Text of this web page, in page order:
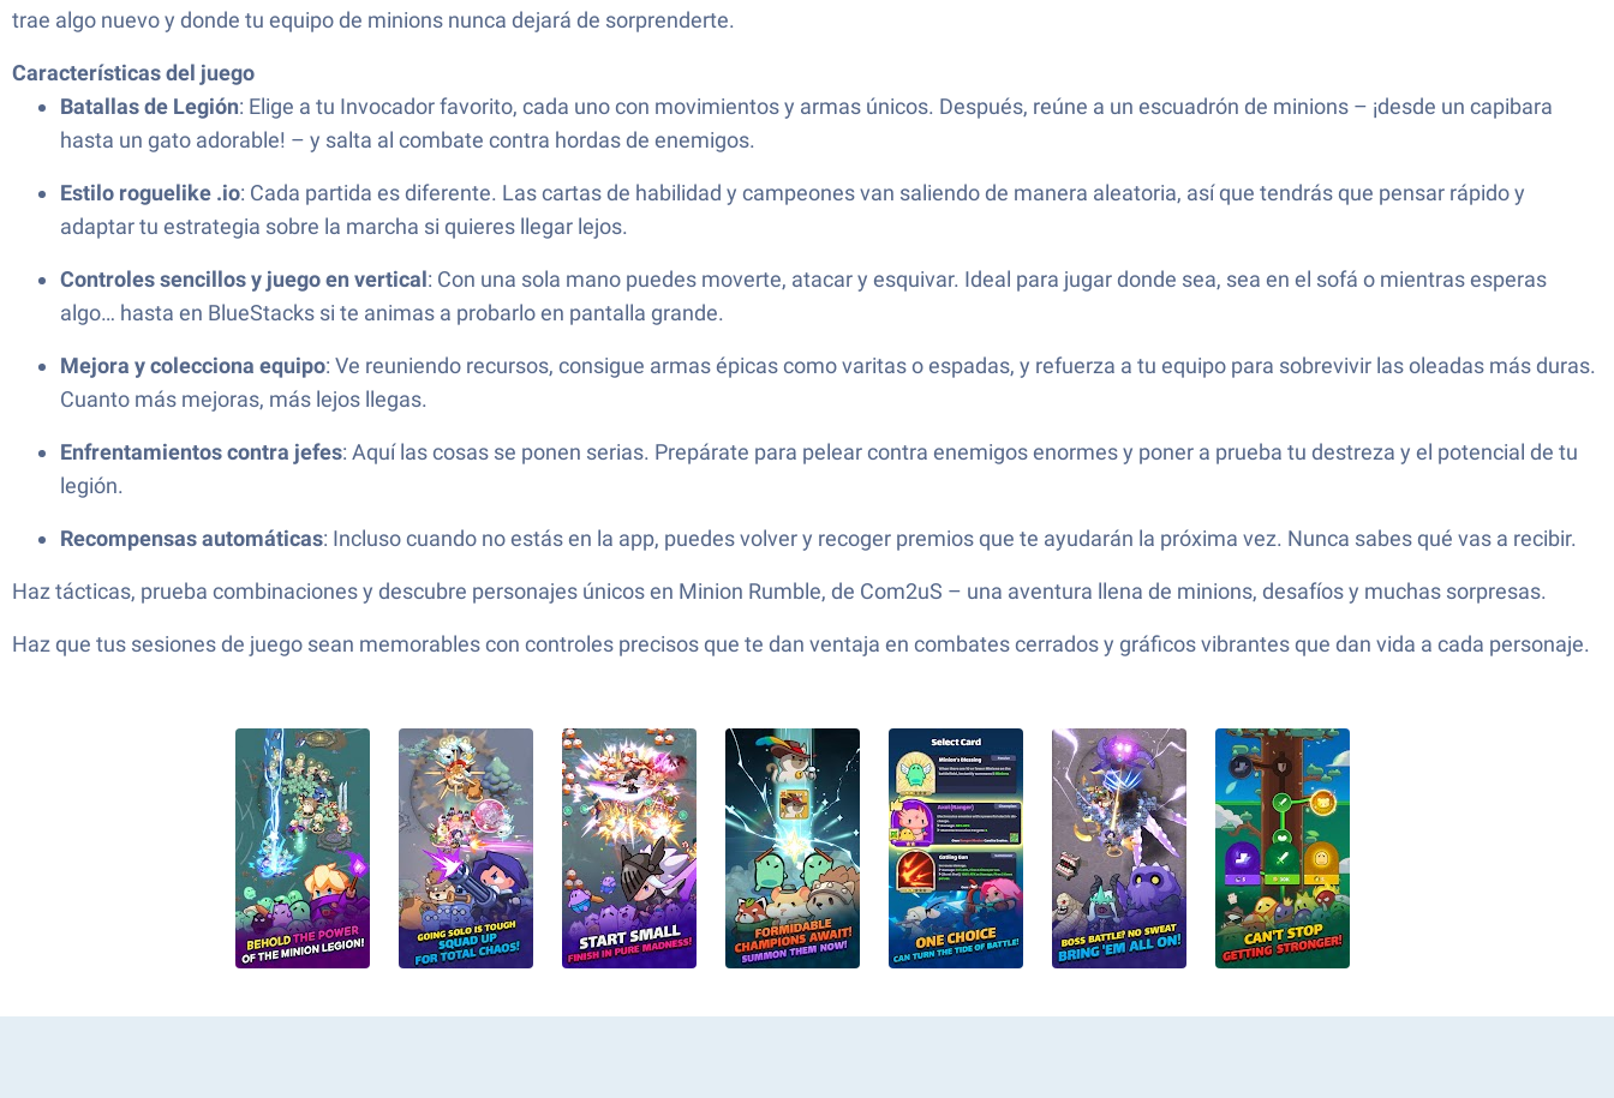
trae algo nuevo y donde tu equipo de minions nunca dejará de sorprenderte.
Características del juego
Batallas de Legión: Elige a tu Invocador favorito, cada uno con movimientos y armas únicos. Después, reúne a un escuadrón de minions – ¡desde un capibara
hasta un gato adorable! – y salta al combate contra hordas de enemigos.
Estilo roguelike .io: Cada partida es diferente. Las cartas de habilidad y campeones van saliendo de manera aleatoria, así que tendrás que pensar rápido y
adaptar tu estrategia sobre la marcha si quieres llegar lejos.
Controles sencillos y juego en vertical: Con una sola mano puedes moverte, atacar y esquivar. Ideal para jugar donde sea, sea en el sofá o mientras esperas
algo… hasta en BlueStacks si te animas a probarlo en pantalla grande.
Mejora y colecciona equipo: Ve reuniendo recursos, consigue armas épicas como varitas o espadas, y refuerza a tu equipo para sobrevivir las oleadas más duras.
Cuanto más mejoras, más lejos llegas.
Enfrentamientos contra jefes: Aquí las cosas se ponen serias. Prepárate para pelear contra enemigos enormes y poner a prueba tu destreza y el potencial de tu
legión.
Recompensas automáticas: Incluso cuando no estás en la app, puedes volver y recoger premios que te ayudarán la próxima vez. Nunca sabes qué vas a recibir.
Haz tácticas, prueba combinaciones y descubre personajes únicos en Minion Rumble, de Com2uS – una aventura llena de minions, desafíos y muchas sorpresas.
Haz que tus sesiones de juego sean memorables con controles precisos que te dan ventaja en combates cerrados y gráficos vibrantes que dan vida a cada personaje.